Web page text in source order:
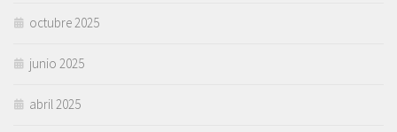
octubre 2025
junio 2025
abril 2025